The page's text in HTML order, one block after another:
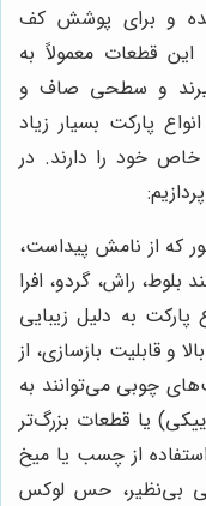
و برای پوشش کف
این قطعات معمولاً به
و سطحی صاف و
پارکت بسیار زیاد
خود را دارند. در
که از نامش پیداست،
راش، گردو، افرا
به دلیل زیبایی
و قابلیت بازسازی، از
چوبی می‌توانند به
یا قطعات بزرگ‌تر
از چسب یا میخ
بی‌نظیر، حس لوکس